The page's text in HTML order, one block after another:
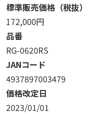
標準販売価格（税抜）
172,000円
品番
RG-0620RS
JANコード
4937897003479
価格改定日
2023/01/01